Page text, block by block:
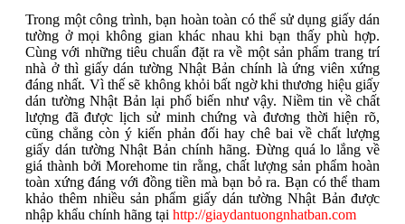
Trong một công trình, bạn hoàn toàn có thể sử dụng giấy dán
tường ở mọi không gian khác nhau khi bạn thấy phù hợp.
Cùng với những tiêu chuẩn đặt ra về một sản phẩm trang trí
nhà ở thì giấy dán tường Nhật Bản chính là ứng viên xứng
đáng nhất. Vì thế sẽ không khỏi bất ngờ khi thương hiệu giấy
dán tường Nhật Bản lại phổ biến như vậy. Niềm tin về chất
lượng đã được lịch sử minh chứng và đương thời hiện rõ,
cũng chẳng còn ý kiến phản đối hay chê bai về chất lượng
giấy dán tường Nhật Bản chính hãng. Đừng quá lo lắng về
giá thành bởi Morehome tin rằng, chất lượng sản phẩm hoàn
toàn xứng đáng với đồng tiền mà bạn bỏ ra. Bạn có thể tham
khảo thêm nhiều sản phẩm giấy dán tường Nhật Bản được
nhập khẩu chính hãng tại http://giaydantuongnhatban.com